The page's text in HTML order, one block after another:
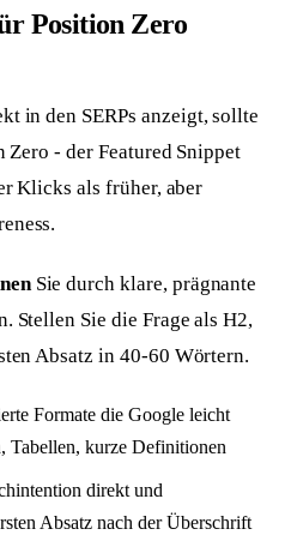
Position Zero
in den SERPs anzeigt, sollte
- der Featured Snippet
Klicks als früher, aber
Sie durch klare, prägnante
Stellen Sie die Frage als H2,
Absatz in 40-60 Wörtern.
Formate die Google leicht
Tabellen, kurze Definitionen
direkt und
Absatz nach der Überschrift